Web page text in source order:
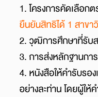
1. โครงการคัดเลือ
ยืนยันสิทธิได้ 1 สาขา
2. วุฒิการศึกษาที่รับ
3. การส่งหลักฐานกา
4. หนังสือให้คํารับรอ
อย่างละท่าน โดยผู้ให้